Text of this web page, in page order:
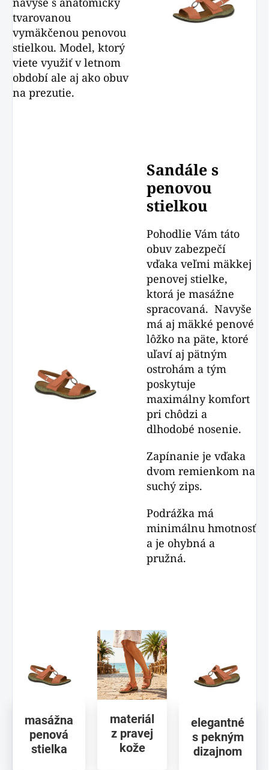
tvarovanou
vymäkčenou penovou
stielkou. Model, ktorý
viete využiť v letnom
období ale aj ako obuv
na prezutie.
Sandále s
penovou
stielkou
Pohodlie Vám táto
obuv zabezpečí
vďaka veľmi mäkkej
penovej stielke,
ktorá je masážne
spracovaná. Navyše
má aj mäkké penové
lôžko na päte, ktoré
uľaví aj pätným
ostrohám a tým
poskytuje
maximálny komfort
pri chôdzi a
dlhodobé nosenie.
Zapínanie je vďaka
dvom remienkom na
suchý zips.
Podrážka má
minimálnu hmotnosť
a je ohybná a
pružná.
masážna
penová
stielka
materiál
z pravej
kože
elegantné
s pekným
dizajnom